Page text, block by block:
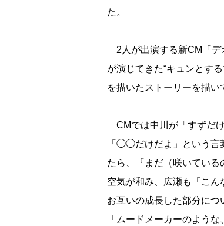
た。
2人が出演する新CM「デ
が演じてきた“キュンとす
を描いたストーリーを描い
CMでは中川が「すずだ
「◯◯だけだよ」という言
たら、『まだ（咲いてい
空気が和み、広瀬も「こ
お互いの成長した部分につ
「ムードメーカーのよう